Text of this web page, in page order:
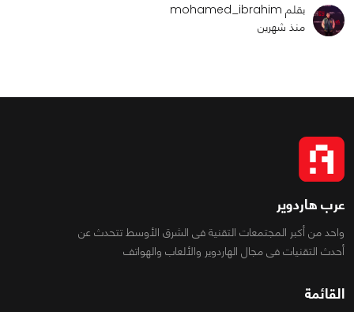
بقلم mohamed_ibrahim
منذ شهرين
عرب هاردوير
واحد من أكبر المجتمعات التقنية فى الشرق الأوسط تتحدث عن
أحدث التقنيات فى مجال الهاردوير والألعاب والهواتف
القائمة